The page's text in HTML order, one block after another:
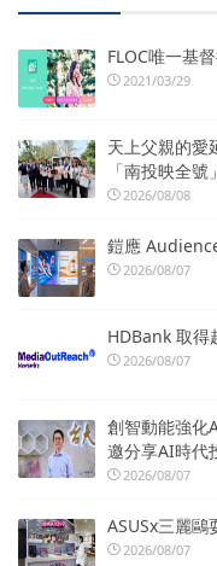
FLOC唯一基
2021/03/29
天上父親的愛
「南投映全
2026/08/08
鎧應
2026/08/07
HDBank 取得
2026/08/07
創智動能強化
邀分享AI時代
2026/08/07
ASUSx三麗鷗
2026/08/07